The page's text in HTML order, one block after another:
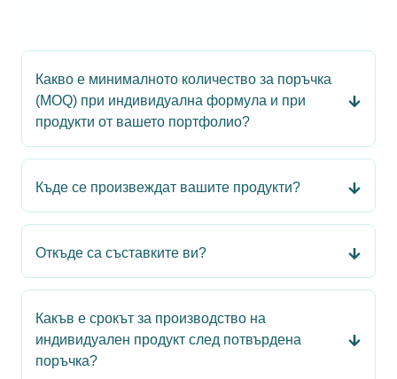
Какво е минималното количество за поръчка
(MOQ) при индивидуална формула и при
продукти от вашето портфолио?
Къде се произвеждат вашите продукти?
Откъде са съставките ви?
Какъв е срокът за производство на
индивидуален продукт след потвърдена
поръчка?